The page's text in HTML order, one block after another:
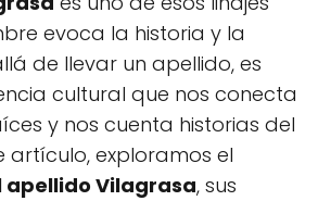
evoca la historia y la
de llevar un apellido, es
cultural que nos conecta
y nos cuenta historias del
artículo, exploramos el
Vilagrasa, sus